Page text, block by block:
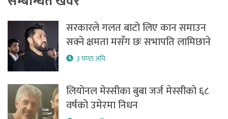
सरकारले गलत बाटो लिए कान समाउन
सक्ने क्षमता मसँग छः सभापति लामिछाने
३ घण्टा अघि
लियोनल मेस्सीका बुबा जर्ज मेस्सीको ६८
वर्षको उमेरमा निधन